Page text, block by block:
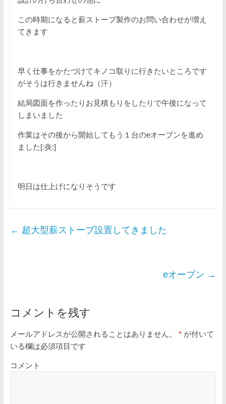
この時期になると薪ストーブ製作のお問い合わせが増え
てきます
早く仕事をかたづけてキノコ取りに行きたいところです
がそうは行きませんね（汗）
結局図面を作ったりお見積もりをしたりで午後になって
しまいました
作業はその後から開始してもう１台のeオーブンを進め
ました[:炎:]
明日は仕上げになりそうです
← 超大型薪ストーブ設置してきました
eオーブン →
コメントを残す
メールアドレスが公開されることはありません。 *が付いて
いる欄は必須項目です
コメント